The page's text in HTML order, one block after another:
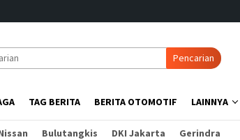
Pencarian
TAG BERITA BERITA OTOMOTIF LAINNYA
Bulutangkis DKI Jakarta Gerindra